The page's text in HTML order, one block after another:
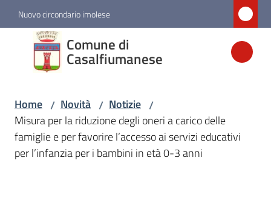
Vai al contenuto
Vai alla navigazione
Vai al footer
Nuovo circondario imolese
Comune di
Casalfiumanese
Comune di
Casalfiumanese
Amministrazione
Novità
Menu selezionato
Home / Novità / Notizie /
Misura per la riduzione degli oneri a carico delle
famiglie e per favorire l’accesso ai servizi educativi
per l’infanzia per i bambini in età 0-3 anni